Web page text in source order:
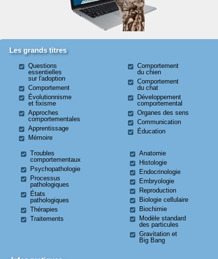
Les grands titres
Questions
essentielles
sur l'adoption
Comportement
Évolutionnisme
et fixisme
Approches
comportementales
Apprentissage
Mémoire
Comportement
du chien
Comportement
du chat
Développement
comportemental
Organes des sens
Communication
Éducation
Troubles
comportementaux
Psychopathologie
Processus
pathologiques
États
pathologiques
Thérapies
Traitements
Anatomie
Histologie
Endocrinologie
Embryologie
Reproduction
Biologie cellulaire
Biochimie
Modèle standard
des particules
Gravitation et
Big Bang